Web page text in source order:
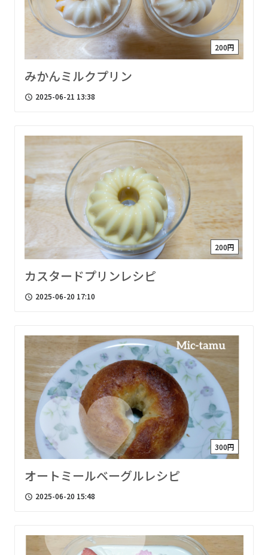
200円
みかんミルクプリン
access_time 2025-06-21 13:38
200円
カスタードプリンレシピ
access_time 2025-06-20 17:10
300円
オートミールベーグルレシピ
access_time 2025-06-20 15:48